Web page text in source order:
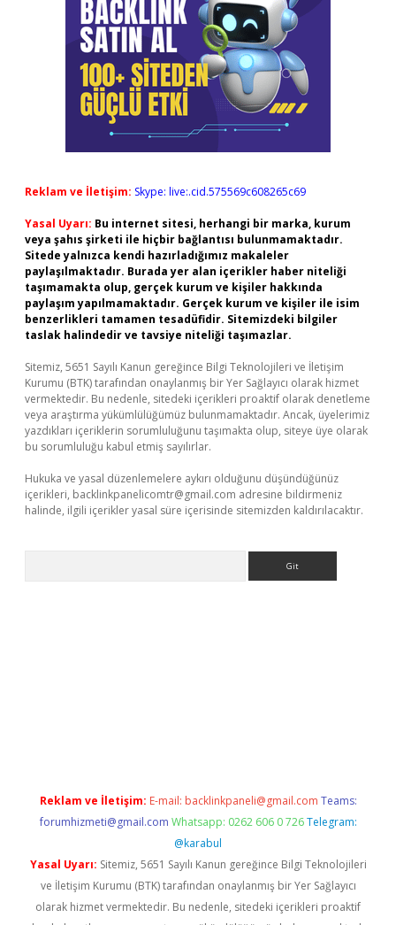
Reklam ve İletişim: Skype: live:.cid.575569c608265c69
Yasal Uyarı: Bu internet sitesi, herhangi bir marka, kurum
veya şahıs şirketi ile hiçbir bağlantısı bulunmamaktadır.
Sitede yalnızca kendi hazırladığımız makaleler
paylaşılmaktadır. Burada yer alan içerikler haber niteliği
taşımamakta olup, gerçek kurum ve kişiler hakkında
paylaşım yapılmamaktadır. Gerçek kurum ve kişiler ile isim
benzerlikleri tamamen tesadüfidir. Sitemizdeki bilgiler
taslak halindedir ve tavsiye niteliği taşımazlar.
Sitemiz, 5651 Sayılı Kanun gereğince Bilgi Teknolojileri ve İletişim
Kurumu (BTK) tarafından onaylanmış bir Yer Sağlayıcı olarak hizmet
vermektedir. Bu nedenle, sitedeki içerikleri proaktif olarak denetleme
veya araştırma yükümlülüğümüz bulunmamaktadır. Ancak, üyelerimiz
yazdıkları içeriklerin sorumluluğunu taşımakta olup, siteye üye olarak
bu sorumluluğu kabul etmiş sayılırlar.
Hukuka ve yasal düzenlemelere aykırı olduğunu düşündüğünüz
içerikleri, backlinkpanelicomtr@gmail.com adresine bildirmeniz
halinde, ilgili içerikler yasal süre içerisinde sitemizden kaldırılacaktır.
Reklam ve İletişim: E-mail: backlinkpaneli@gmail.com Teams:
forumhizmeti@gmail.com Whatsapp: 0262 606 0 726 Telegram:
@karabul
Yasal Uyarı: Sitemiz, 5651 Sayılı Kanun gereğince Bilgi Teknolojileri
ve İletişim Kurumu (BTK) tarafından onaylanmış bir Yer Sağlayıcı
olarak hizmet vermektedir. Bu nedenle, sitedeki içerikleri proaktif